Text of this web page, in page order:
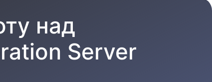
над
Server